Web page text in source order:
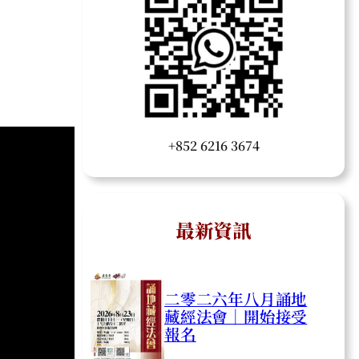
+852 6216 3674
最新資訊
二零二六年八月誦地
藏經法會｜開始接受
報名